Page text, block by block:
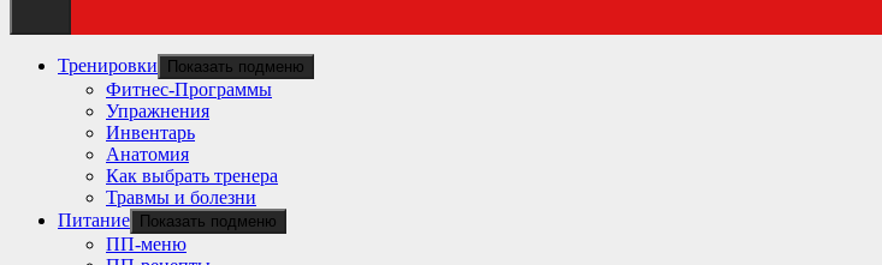
Тренировки Показать подменю
Фитнес-Программы
Упражнения
Инвентарь
Анатомия
Как выбрать тренера
Травмы и болезни
Питание
Показать подменю
ПП-меню